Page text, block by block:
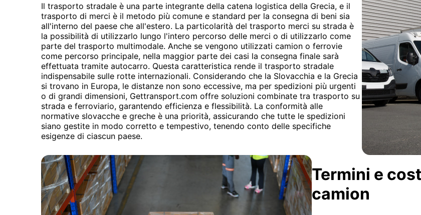
Il trasporto stradale è una parte integrante della catena logistica della Grecia, e il
trasporto di merci è il metodo più comune e standard per la consegna di beni sia
all'interno del paese che all'estero. La particolarità del trasporto merci su strada è
la possibilità di utilizzarlo lungo l'intero percorso delle merci o di utilizzarlo come
parte del trasporto multimodale. Anche se vengono utilizzati camion o ferrovie
come percorso principale, nella maggior parte dei casi la consegna finale sarà
effettuata tramite autocarro. Questa caratteristica rende il trasporto stradale
indispensabile sulle rotte internazionali. Considerando che la Slovacchia e la Grecia
si trovano in Europa, le distanze non sono eccessive, ma per spedizioni più urgenti
o di grandi dimensioni, Gettransport.com offre soluzioni combinate tra trasporto su
strada e ferroviario, garantendo efficienza e flessibilità. La conformità alle
normative slovacche e greche è una priorità, assicurando che tutte le spedizioni
siano gestite in modo corretto e tempestivo, tenendo conto delle specifiche
esigenze di ciascun paese.
Termini e
camion